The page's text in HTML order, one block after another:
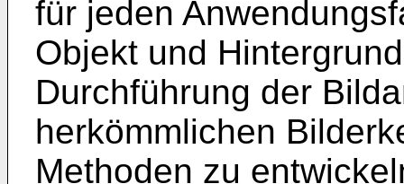
für jeden
Objekt und
Durchführung der
herkömmlichen
Methoden zu